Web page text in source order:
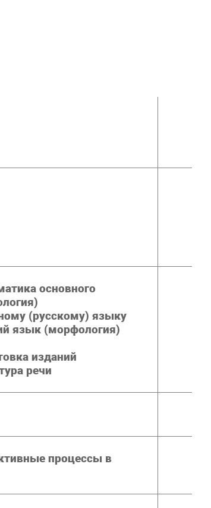
основного
(русскому) языку
язык (морфология)
изданий
речи
процессы в